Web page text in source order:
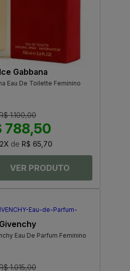
Gabbana
Eau De Toilette Feminino
1.100,00
788,50
de R$ 65,70
Givenchy
Eau De Parfum Feminino
1.015,00